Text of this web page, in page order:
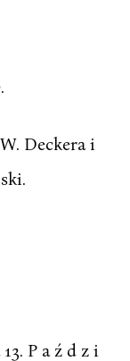
Deckera i
P a ź d z i